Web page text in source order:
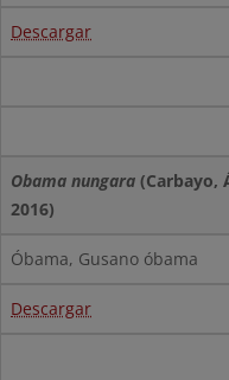
Descargar
Obama nungara (Carbayo,
2016)
Óbama, Gusano óbama
Descargar